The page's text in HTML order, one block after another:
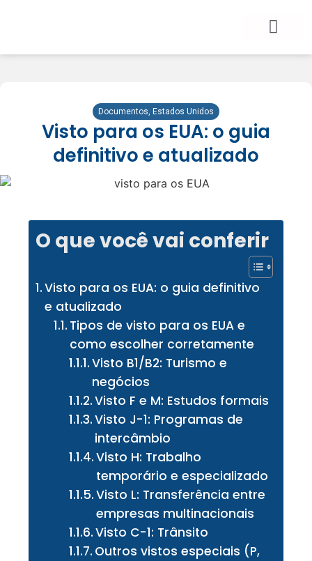
Documentos Estados Unidos
Visto para os EUA: o guia
definitivo e atualizado
O que você vai conferir
Visto para os EUA: o guia definitivo
e atualizado
Tipos de visto para os EUA e
como escolher corretamente
Visto B1/B2: Turismo e
negócios
Visto F e M: Estudos formais
Visto J-1: Programas de
intercâmbio
Visto H: Trabalho
temporário e especializado
Visto L: Transferência entre
empresas multinacionais
Visto C-1: Trânsito
Outros vistos especiais (P,